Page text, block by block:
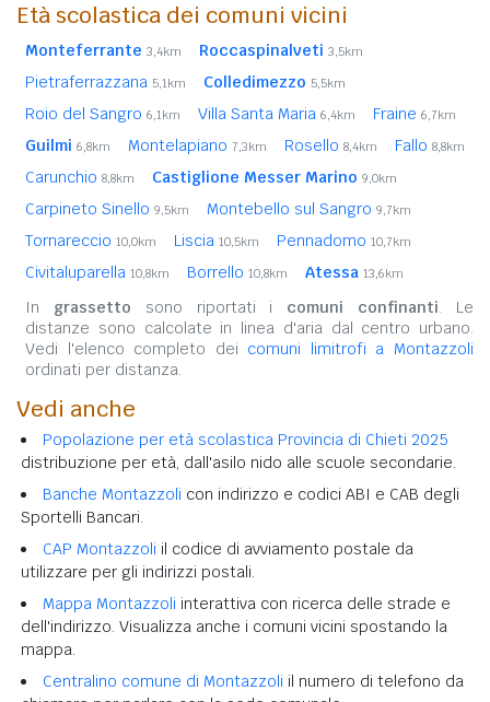
Età scolastica dei comuni vicini
Monteferrante 3,4km Roccaspinalveti 3,5km
Pietraferrazzana 5,1km Colledimezzo 5,5km
Roio del Sangro 6,1km Villa Santa Maria 6,4km Fraine 6,7km
Guilmi 6,8km Montelapiano 7,3km Rosello 8,4km Fallo 8,8km
Carunchio 8,8km Castiglione Messer Marino 9,0km
Carpineto Sinello 9,5km Montebello sul Sangro 9,7km
Tornareccio 10,0km Liscia 10,5km Pennadomo 10,7km
Civitaluparella 10,8km Borrello 10,8km Atessa 13,6km
In grassetto sono riportati i comuni confinanti. Le
distanze sono calcolate in linea d'aria dal centro urbano.
Vedi l'elenco completo dei comuni limitrofi a Montazzoli
ordinati per distanza.
Vedi anche
Popolazione per età scolastica Provincia di Chieti 2025
distribuzione per età, dall'asilo nido alle scuole secondarie.
Banche Montazzoli con indirizzo e codici ABI e CAB degli
Sportelli Bancari.
CAP Montazzoli il codice di avviamento postale da
utilizzare per gli indirizzi postali.
Mappa Montazzoli interattiva con ricerca delle strade e
dell'indirizzo. Visualizza anche i comuni vicini spostando la
mappa.
Centralino comune di Montazzoli il numero di telefono da